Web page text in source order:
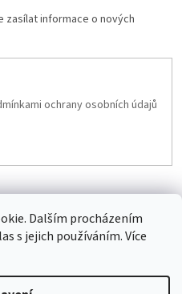
Dalším procházením
s jejich používáním. Více
zasílat informace o nových
ochrany osobních údajů